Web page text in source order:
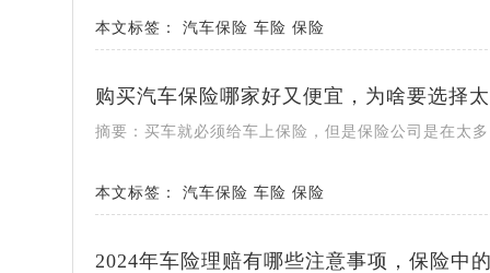
本文标签： 汽车保险 车险 保险
购买汽车保险哪家好又便宜，为啥要选择
摘要：买车就必须给车上保险，但是保险公司是在太
本文标签： 汽车保险 车险 保险
2024年车险理赔有哪些注意事项，保险中